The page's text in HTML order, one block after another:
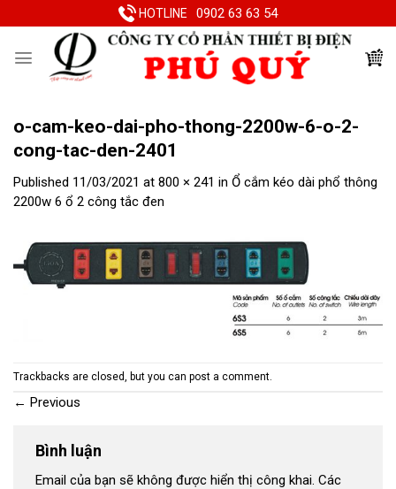
to
HOTLINE 0902 63 63 54
o-cam-keo-dai-pho-thong-2200w-6-o-2-
cong-tac-den-2401
Published 11/03/2021 at 800 × 241 in Ổ cắm kéo dài phổ thông
2200w 6 ổ 2 công tắc đen
Trackbacks are closed, but you can post a comment
← Previous
Bình luận
Email của bạn sẽ không được hiển thị công khai. Các